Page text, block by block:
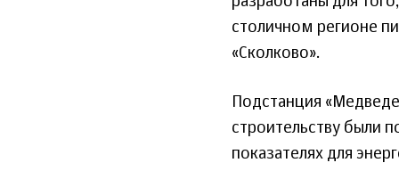
столичном регионе
«Сколково».
Подстанция
строительству были
показателях для